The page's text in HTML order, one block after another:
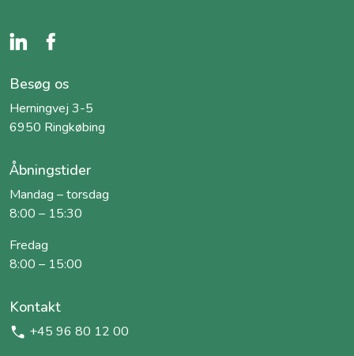
Besøg os
Herningvej 3-5
6950 Ringkøbing
Åbningstider
Mandag – torsdag
8:00 – 15:30
Fredag
8:00 – 15:00
Kontakt
+45 96 80 12 00